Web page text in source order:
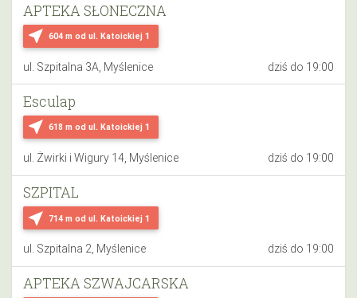
near_me 604 m od ul. Katoickiej 1
APTEKA SŁONECZNA
ul. Szpitalna 3A, Myślenice dziś do 19:00
near_me 618 m od ul. Katoickiej 1
Esculap
ul. Żwirki i Wigury 14, Myślenice dziś do 19:00
near_me 714 m od ul. Katoickiej 1
SZPITAL
ul. Szpitalna 2, Myślenice dziś do 19:00
APTEKA SZWAJCARSKA